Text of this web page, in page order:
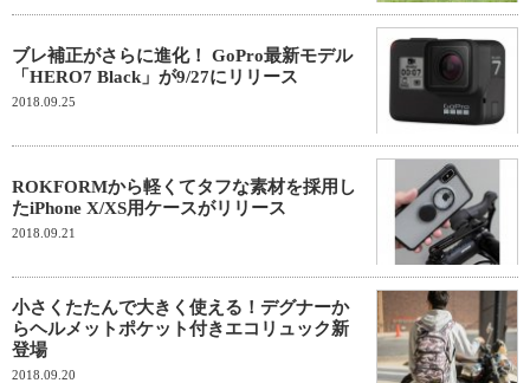
ブレ補正がさらに進化！ GoPro最新モデル
「HERO7 Black」が9/27にリリース
2018.09.25
ROKFORMから軽くてタフな素材を採用し
たiPhone X/XS用ケースがリリース
2018.09.21
小さくたたんで大きく使える！デグナーか
らヘルメットポケット付きエコリュック新
登場
2018.09.20